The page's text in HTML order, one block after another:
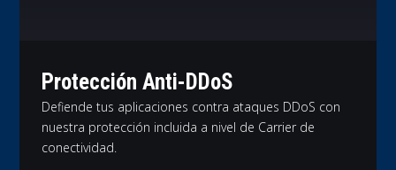
Protección Anti-DDoS
Defiende tus aplicaciones contra ataques DDoS con
nuestra protección incluida a nivel de Carrier de
conectividad.